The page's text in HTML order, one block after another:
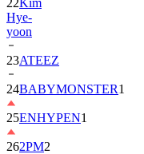
22Kim
Hye-
yoon
23ATEEZ
24BABYMONSTER1
25ENHYPEN1
262PM2